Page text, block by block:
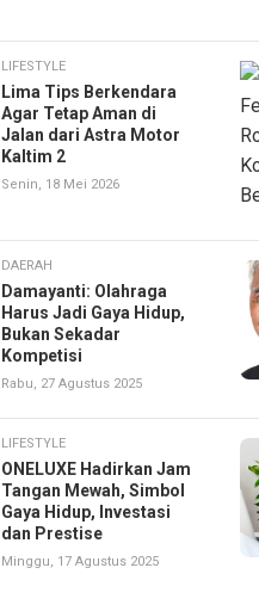
LIFESTYLE
Lima Tips Berkendara
Agar Tetap Aman di
Jalan dari Astra Motor
Kaltim 2
Senin, 18 Mei 2026
DAERAH
Damayanti: Olahraga
Harus Jadi Gaya Hidup,
Bukan Sekadar
Kompetisi
Rabu, 27 Agustus 2025
LIFESTYLE
ONELUXE Hadirkan Jam
Tangan Mewah, Simbol
Gaya Hidup, Investasi
dan Prestise
Minggu, 17 Agustus 2025